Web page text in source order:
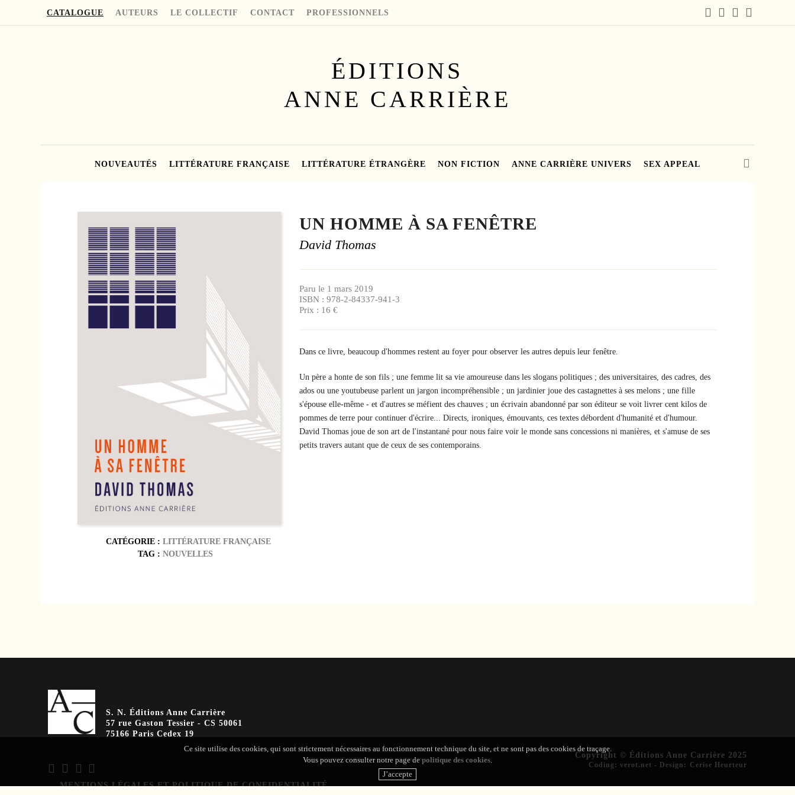
CATALOGUE AUTEURS LE COLLECTIF CONTACT PROFESSIONNELS
ÉDITIONS
ANNE CARRIÈRE
NOUVEAUTÉS LITTÉRATURE FRANÇAISE LITTÉRATURE ÉTRANGÈRE NON FICTION ANNE CARRIÈRE UNIVERS SEX APPEAL
CATÉGORIE : LITTÉRATURE FRANÇAISE
TAG : NOUVELLES
UN HOMME À SA FENÊTRE
David Thomas
Paru le 1 mars 2019
ISBN : 978-2-84337-941-3
Prix : 16 €
Dans ce livre, beaucoup d'hommes restent au foyer pour observer les autres depuis leur fenêtre.
Un père a honte de son fils ; une femme lit sa vie amoureuse dans les slogans politiques ; des universitaires, des cadres, des
ados ou une youtubeuse parlent un jargon incompréhensible ; un jardinier joue des castagnettes à ses melons ; une fille
s'épouse elle-même - et d'autres se méfient des chauves ; un écrivain abandonné par son éditeur se voit livrer cent kilos de
pommes de terre pour continuer d'écrire... Directs, ironiques, émouvants, ces textes débordent d'humanité et d'humour.
David Thomas joue de son art de l'instantané pour nous faire voir le monde sans concessions ni manières, et s'amuse de ses
petits travers autant que de ceux de ses contemporains.
S. N. Éditions Anne Carrière
57 rue Gaston Tessier - CS 50061
75166 Paris Cedex 19
MENTIONS LÉGALES ET POLITIQUE DE CONFIDENTIALITÉ
Copyright © Éditions Anne Carrière 2025
Coding :verot.net - Design : Cerise Heurteur
Ce site utilise des cookies, qui sont strictement nécessaires au fonctionnement technique du site, et ne sont pas des cookies de traçage.
Vous pouvez consulter notre page de politique des cookies.